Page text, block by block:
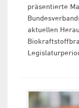
präsentierte
aktuellen